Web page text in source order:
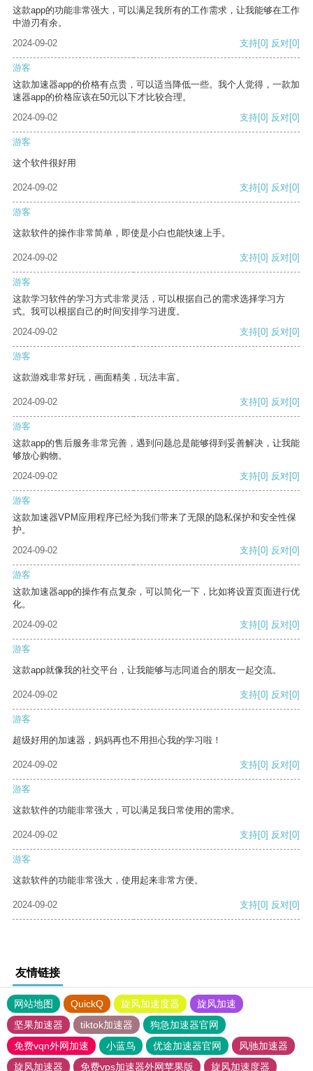
这款app的功能非常强大，可以满足我所有的工作需求，让我能够在工作
中游刃有余。
2024-09-02
支持[0] 反对[0]
游客
这款加速器app的价格有点贵，可以适当降低一些。我个人觉得，一款加
速器app的价格应该在50元以下才比较合理。
2024-09-02
支持[0] 反对[0]
游客
这个软件很好用
2024-09-02 支持[0] 反对[0]
游客
这款软件的操作非常简单，即使是小白也能快速上手。
2024-09-02 支持[0] 反对[0]
游客
这款学习软件的学习方式非常灵活，可以根据自己的需求选择学习方
式。我可以根据自己的时间安排学习进度。
2024-09-02
支持[0] 反对[0]
游客
这款游戏非常好玩，画面精美，玩法丰富。
2024-09-02 支持[0] 反对[0]
游客
这款app的售后服务非常完善，遇到问题总是能够得到妥善解决，让我能
够放心购物。
2024-09-02
支持[0] 反对[0]
游客
这款加速器VPM应用程序已经为我们带来了无限的隐私保护和安全性保
护。
2024-09-02
支持[0] 反对[0]
游客
这款加速器app的操作有点复杂，可以简化一下，比如将设置页面进行优
化。
2024-09-02
支持[0] 反对[0]
游客
这款app就像我的社交平台，让我能够与志同道合的朋友一起交流。
2024-09-02 支持[0] 反对[0]
游客
超级好用的加速器，妈妈再也不用担心我的学习啦！
2024-09-02 支持[0] 反对[0]
游客
这款软件的功能非常强大，可以满足我日常使用的需求。
2024-09-02 支持[0] 反对[0]
游客
这款软件的功能非常强大，使用起来非常方便。
2024-09-02 支持[0] 反对[0]
友情链接
网站地图 QuickQ 旋风加速度器
旋风加速
坚果加速器
tiktok加速器
狗急加速器官网
免费vqn外网加速
小蓝鸟 优途加速器官网
风驰加速器
旋风加速器
免费vps加速器外网苹果版 旋风加速度器